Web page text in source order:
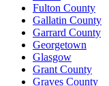
Fulton County
Gallatin County
Garrard County
Georgetown
Glasgow
Grant County
Graves County